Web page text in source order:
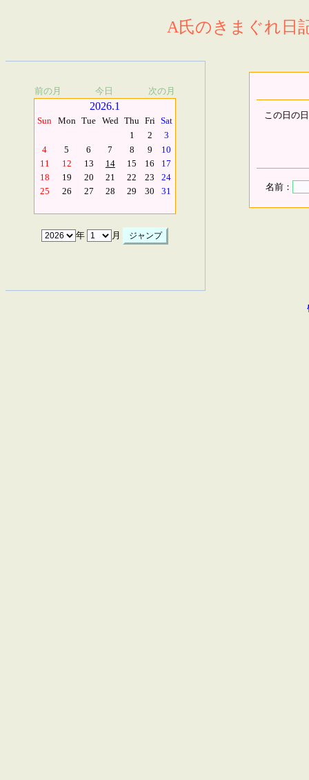
A氏のきまぐれ日
前の月 今日 次の月
2026.1
Sun Mon Tue Wed Thu Fri Sat
1
2
3
4
5 6 7 8 9
10
11
12 13 14 15 16
17
18
19 20 21 22 23
24
25
26 27 28 29 30 31
年 月
この日の
名前：